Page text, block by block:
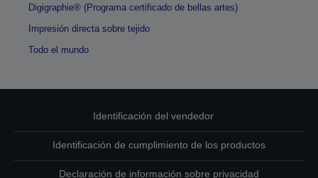
Digigraphie® (Programa certificado de bellas artes)
Impresión directa sobre tejido
Todo el mundo
Identificación del vendedor
Identificación de cumplimiento de los productos
Declaración de información sobre privacidad